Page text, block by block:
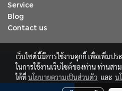
Service
Blog
Contact us
© Copyright 2018 TCP Supply
เว็บไซต์นี้ ใช้สำหรับการโฆษณาประ
เว็บไซต์นี้มีการใช้งานคุกกี้ เพื่อเพิ่ม
ในการใช้งานเว็บไซต์ของท่าน ท่านสา
ได้ที่นโยบายความเป็นส่วนตัว และ น